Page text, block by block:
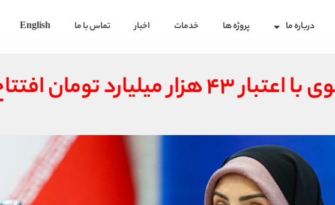
درباره ما پروژه ها خدمات اخبار تماس با ما English